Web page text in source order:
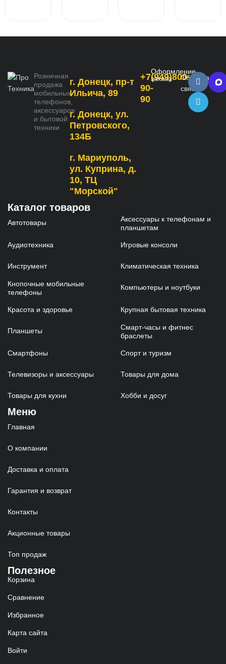
Розничная
продажа
мобильных
телефонов,
аксессуаров
и бытовой
техники
г. Донецк, пр-т
Ильича, 89
г. Донецк, ул.
Петровского,
134Б
г. Мариуполь,
ул. Куприна, д.
10, ТЦ
"Морской"
+7(949)800-
90-
90
Оформление
заказа
Обратная
связь
Каталог товаров
Автотовары
Аксессуары к телефонам и
планшетам
Аудиотехника Игровые консоли
Инструмент Климатическая техника
Кнопочные мобильные
телефоны
Компьютеры и ноутбуки
Красота и здоровье Крупная бытовая техника
Планшеты
Смарт-часы и фитнес
браслеты
Смартфоны Спорт и туризм
Телевизоры и аксессуары Товары для дома
Товары для кухни Хобби и досуг
Меню
Главная
О компании
Доставка и оплата
Гарантия и возврат
Контакты
Акционные товары
Топ продаж
Полезное
Корзина
Сравнение
Избранное
Карта сайта
Войти